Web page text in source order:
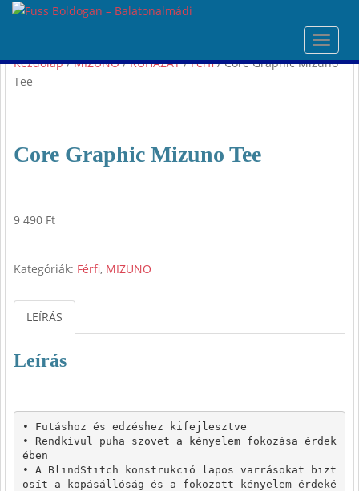
p Kezdőlap/MIZUNO/RUHÁZAT/Férfi/ Core Graphic Mizuno
Tee
Core Graphic Mizuno Tee
9 490 Ft
Kategóriák: Férfi, MIZUNO
LEÍRÁS
Leírás
• Futáshoz és edzéshez kifejlesztve
• Rendkívül puha szövet a kényelem fokozása érdek
ében
• A BlindStitch konstrukció lapos varrásokat bizt
osít a kopásállóság és a fokozott kényelem érdeké